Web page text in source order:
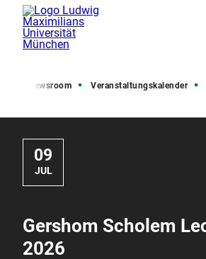
Newsroom Veranstaltungskalender
09
JUL
Gershom Scholem
2026